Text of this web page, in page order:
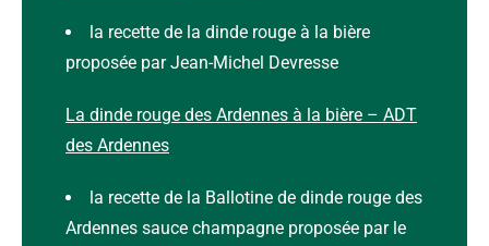
la recette de la dinde rouge à la bière
proposée par Jean-Michel Devresse
La dinde rouge des Ardennes à la bière – ADT
des Ardennes
la recette de la Ballotine de dinde rouge des
Ardennes sauce champagne proposée par le